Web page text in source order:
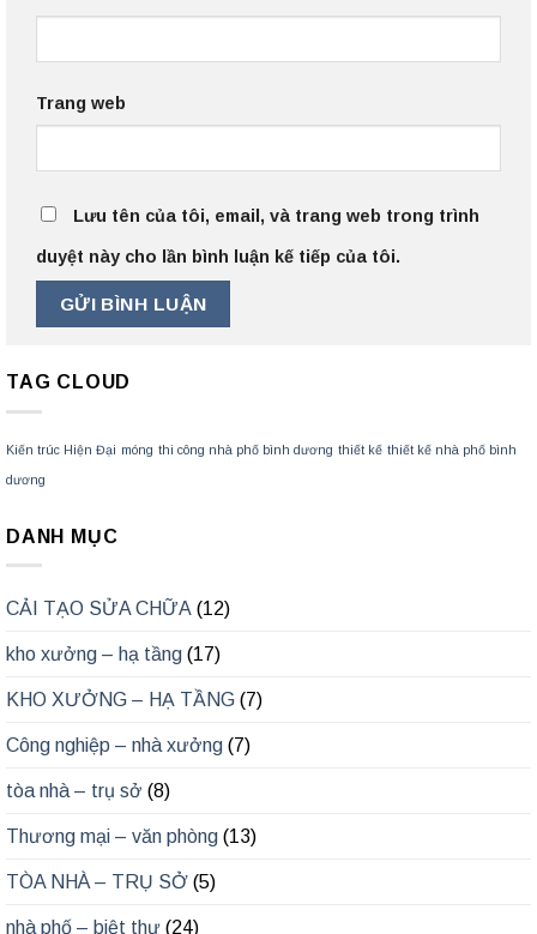
Trang web
Lưu tên của tôi, email, và trang web trong trình
duyệt này cho lần bình luận kế tiếp của tôi.
TAG CLOUD
Kiến trúc Hiện Đại móng thi công nhà phố bình dương thiết kế thiết kế nhà phố bình
dương
DANH MỤC
CẢI TẠO SỬA CHỮA (12)
kho xưởng – hạ tầng (17)
KHO XƯỞNG – HẠ TẦNG (7)
Công nghiệp – nhà xưởng (7)
tòa nhà – trụ sở (8)
Thương mại – văn phòng (13)
TÒA NHÀ – TRỤ SỞ (5)
nhà phố – biệt thự (24)